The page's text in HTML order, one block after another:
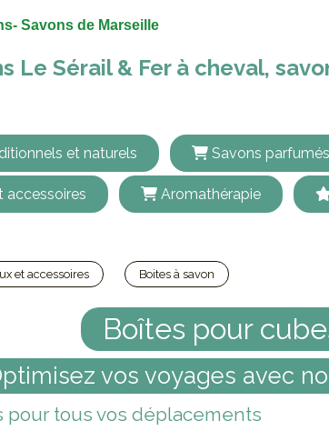
Savons de Marseille
Le Sérail & Fer à cheval,
et naturels Savons parfumés
accessoires Aromathérapie
et accessoires Boites à savon
Boîtes pour
vos voyages avec
tous vos déplacements